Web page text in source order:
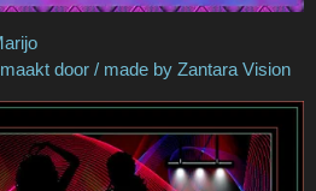
/ made by Marijo
by Zantara Vision